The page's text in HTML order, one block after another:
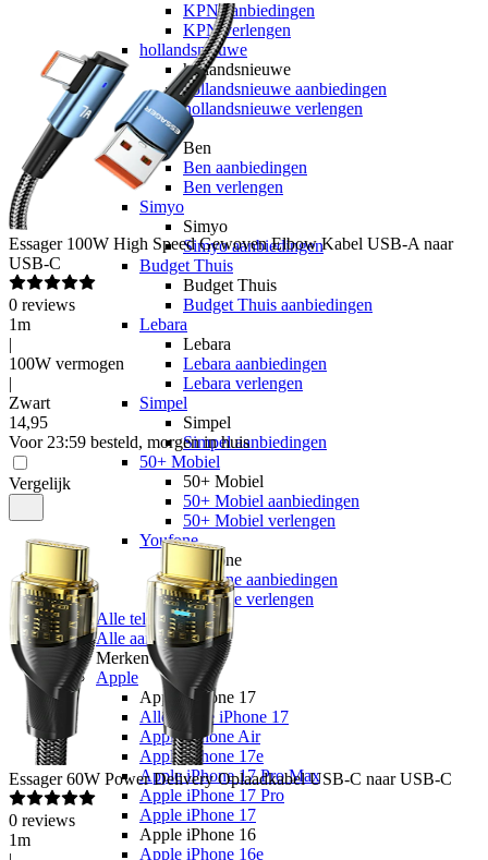
KPN aanbiedingen
KPN verlengen
hollandsnieuwe
hollandsnieuwe
hollandsnieuwe aanbiedingen
hollandsnieuwe verlengen
Ben
Ben
Ben aanbiedingen
Ben verlengen
Simyo
Simyo
Simyo aanbiedingen
Budget Thuis
Budget Thuis
Budget Thuis aanbiedingen
Lebara
Lebara
Lebara aanbiedingen
Lebara verlengen
Simpel
Simpel
Simpel aanbiedingen
50+ Mobiel
50+ Mobiel
50+ Mobiel aanbiedingen
50+ Mobiel verlengen
Youfone
Youfone
Youfone aanbiedingen
Youfone verlengen
Alle telefoons
Alle aanbiedingen
Merken
Apple
Apple iPhone 17
Alle Apple iPhone 17
Apple iPhone Air
Apple iPhone 17e
Apple iPhone 17 Pro Max
Apple iPhone 17 Pro
Apple iPhone 17
Apple iPhone 16
Apple iPhone 16e
Essager 100W High Speed Gewoven Elbow Kabel USB-A naar
USB-C
0 reviews
1m
|
100W vermogen
|
Zwart
14,95
Voor 23:59 besteld, morgen in huis
Vergelijk
Essager 60W Power Delivery Oplaadkabel USB-C naar USB-C
0 reviews
1m